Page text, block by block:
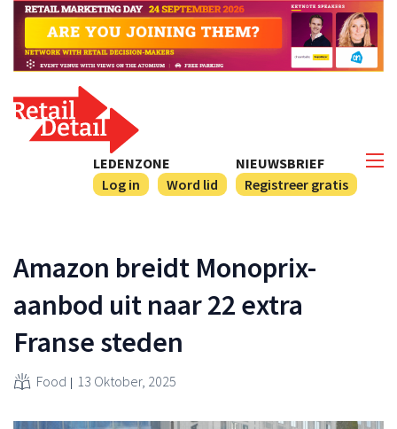
NIEUWSBRIEF
Registreer gratis
LEDENZONE
Log in
Word lid
Amazon breidt Monoprix-
aanbod uit naar 22 extra
Franse steden
Food 13 Oktober, 2025